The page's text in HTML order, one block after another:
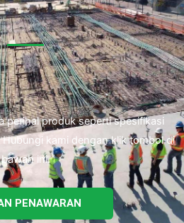
perihal produk seperti spesifikasi
kami dengan klik tombol di
bawah ini.
PENAWARAN